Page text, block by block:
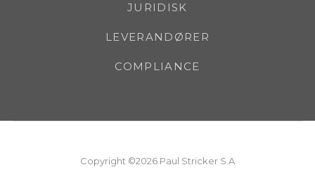
JURIDISK
LEVERANDØRER
COMPLIANCE
Copyright ©2026 Paul Stricker S.A